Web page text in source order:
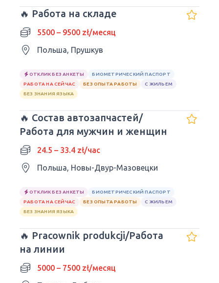
🔥 Работа на складе
5500 – 9500 zł/месяц
Польша, Прушкув
ОТКЛИК БЕЗ АНКЕТЫ
БИОМЕТРИЧЕСКИЙ ПАСПОРТ
РАБОТА НА СЕЙЧАС
БЕЗ ОПЫТА РАБОТЫ
С ЖИЛЬЕМ
БЕЗ ЗНАНИЯ ЯЗЫКА
🔥 Состав автозапчастей/
Работа для мужчин и женщин
24.5 – 33.4 zł/час
Польша, Новы-Двур-Мазовецки
ОТКЛИК БЕЗ АНКЕТЫ
БИОМЕТРИЧЕСКИЙ ПАСПОРТ
РАБОТА НА СЕЙЧАС
БЕЗ ОПЫТА РАБОТЫ
С ЖИЛЬЕМ
БЕЗ ЗНАНИЯ ЯЗЫКА
🔥 Pracownik produkcji/Работа
на линии
5000 – 7500 zł/месяц